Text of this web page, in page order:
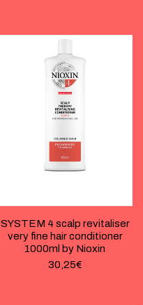
SYSTEM 4 scalp revitaliser
very fine hair conditioner
1000ml by Nioxin
30,25€